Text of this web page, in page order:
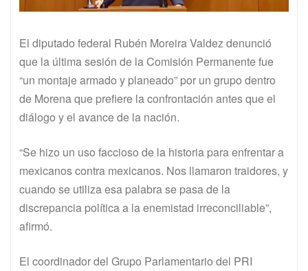
El diputado federal Rubén Moreira Valdez denunció
que la última sesión de la Comisión Permanente fue
“un montaje armado y planeado” por un grupo dentro
de Morena que prefiere la confrontación antes que el
diálogo y el avance de la nación.
“Se hizo un uso faccioso de la historia para enfrentar a
mexicanos contra mexicanos. Nos llamaron traidores, y
cuando se utiliza esa palabra se pasa de la
discrepancia política a la enemistad irreconciliable”,
afirmó.
El coordinador del Grupo Parlamentario del PRI